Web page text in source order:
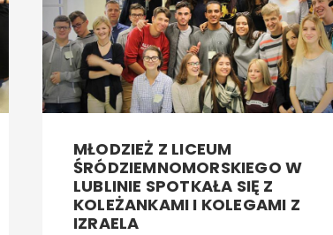
MŁODZIEŻ Z LICEUM
ŚRÓDZIEMNOMORSKIEGO W
LUBLINIE SPOTKAŁA SIĘ Z
KOLEŻANKAMI I KOLEGAMI Z
IZRAELA